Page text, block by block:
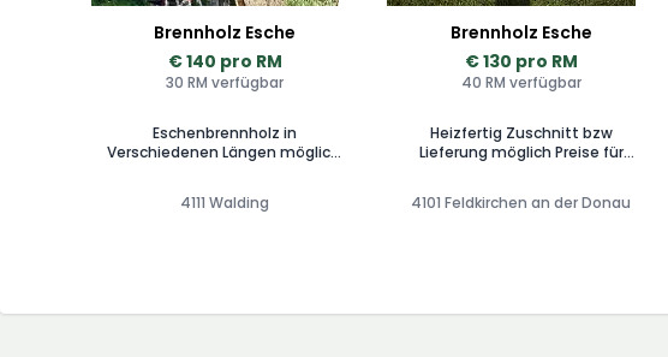
Brennholz Esche
€ 140 pro RM
30 RM verfügbar
Eschenbrennholz in
Verschiedenen Längen möglich.
4111 Walding
Brennholz Esche
€ 130 pro RM
40 RM verfügbar
Heizfertig Zuschnitt bzw
Lieferung möglich Preise für
aus eigenem Wald
4101 Feldkirchen an der Donau